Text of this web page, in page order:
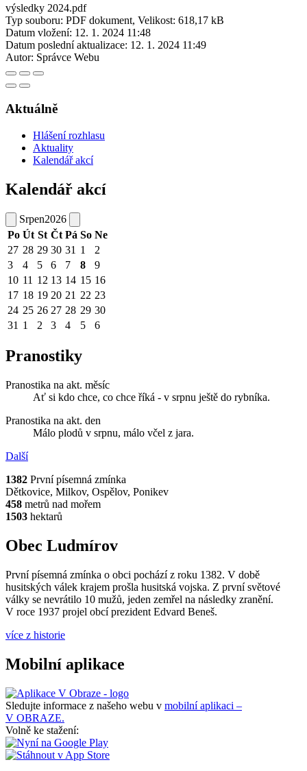
výsledky 2024.pdf
Typ souboru: PDF dokument, Velikost: 618,17 kB
Datum vložení: 12. 1. 2024 11:48
Datum poslední aktualizace: 12. 1. 2024 11:49
Autor: Správce Webu
Aktuálně
Hlášení rozhlasu
Aktuality
Kalendář akcí
Kalendář akcí
Srpen2026
Po Út St Čt Pá So Ne
27 28 29 30 31 1
2
3
4 5 6 7 8
9
10 11 12 13 14 15 16
17 18 19 20 21 22 23
24 25 26 27 28 29 30
31 1 2 3 4 5 6
Pranostiky
Pranostika na akt. měsíc
Ať si kdo chce, co chce říká - v srpnu ještě do rybníka.
Pranostika na akt. den
Málo plodů v srpnu, málo včel z jara.
Další
1382 První písemná zmínka
Dětkovice, Milkov, Ospělov, Ponikev
458 metrů nad mořem
1503 hektarů
Obec Ludmírov
První písemná zmínka o obci pochází z roku 1382. V době
husitských válek krajem prošla husitská vojska. Z první světové
války se nevrátilo 10 mužů, jeden zemřel na následky zranění.
V roce 1937 projel obcí prezident Edvard Beneš.
více z historie
Mobilní aplikace
Sledujte informace z našeho webu v mobilní aplikaci –
V OBRAZE.
Volně ke stažení: